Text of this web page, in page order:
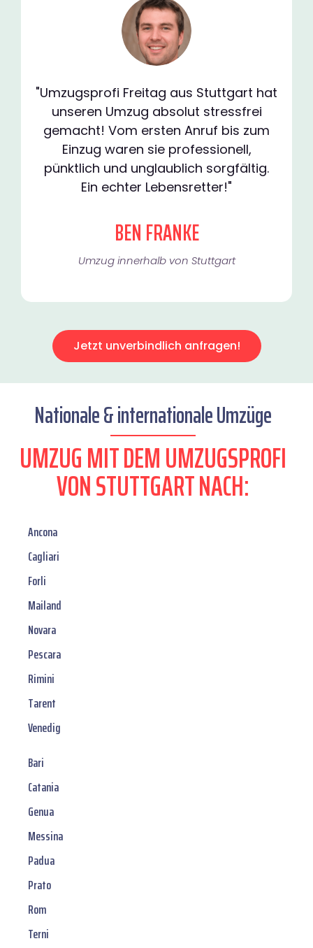
"Umzugsprofi Freitag aus Stuttgart hat
unseren Umzug absolut stressfrei
gemacht! Vom ersten Anruf bis zum
Einzug waren sie professionell,
pünktlich und unglaublich sorgfältig.
Ein echter Lebensretter!"
BEN FRANKE
Umzug innerhalb von Stuttgart​
Jetzt unverbindlich anfragen!
Nationale & internationale Umzüge
UMZUG MIT DEM UMZUGSPROFI
VON STUTTGART NACH:
Ancona
Cagliari
Forli
Mailand
Novara
Pescara
Rimini
Tarent
Venedig
Bari
Catania
Genua
Messina
Padua
Prato
Rom
Terni